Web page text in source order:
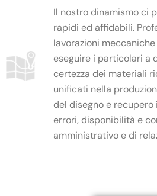
Il nostro dinamismo ci
rapidi ed affidabili.
lavorazioni
eseguire i particolari a
certezza dei materiali
unificati nella
del disegno e
errori, disponibilità e
amministrativo e di